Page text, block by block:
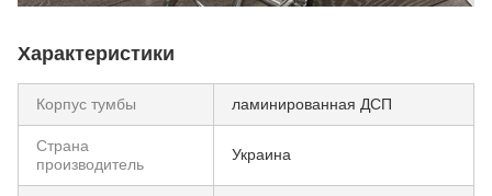
Характеристики
Корпус тумбы ламинированная ДСП
Страна
производитель
Украина